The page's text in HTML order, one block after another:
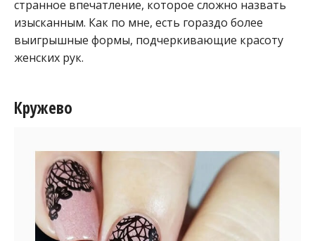
странное впечатление, которое сложно назвать
изысканным. Как по мне, есть гораздо более
выигрышные формы, подчеркивающие красоту
женских рук.
Кружево